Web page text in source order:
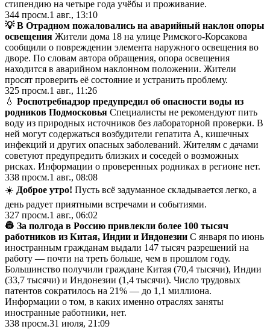
стипендию на четыре года учёбы и проживание.
344 просм.1 авг., 13:10
💡 В Отрадном пожаловались на аварийный наклон опоры
освещения Жители дома 18 на улице Римского-Корсакова
сообщили о повреждении элемента наружного освещения во
дворе. По словам автора обращения, опора освещения
находится в аварийном наклонном положении. Жители
просят проверить её состояние и устранить проблему.
325 просм.1 авг., 11:26
💧 Роспотребнадзор предупредил об опасности воды из
родников Подмосковья Специалисты не рекомендуют пить
воду из природных источников без лабораторной проверки. В
ней могут содержаться возбудители гепатита А, кишечных
инфекций и других опасных заболеваний. Жителям с дачами
советуют предупредить близких и соседей о возможных
рисках. Информации о проверенных родниках в регионе нет.
338 просм.1 авг., 08:08
☀️ Доброе утро! Пусть всё задуманное складывается легко, а
день радует приятными встречами и событиями.
327 просм.1 авг., 06:02
👷 За полгода в Россию привлекли более 100 тысяч
работников из Китая, Индии и Индонезии С января по июнь
иностранным гражданам выдали 147 тысяч разрешений на
работу — почти на треть больше, чем в прошлом году.
Большинство получили граждане Китая (70,4 тысячи), Индии
(33,7 тысячи) и Индонезии (1,4 тысячи). Число трудовых
патентов сократилось на 21% — до 1,1 миллиона.
Информации о том, в каких именно отраслях заняты
иностранные работники, нет.
338 просм.31 июля, 21:09